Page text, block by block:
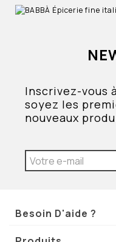
Inscrivez-vous
soyez les
nouveaux
Besoin D'aide ?